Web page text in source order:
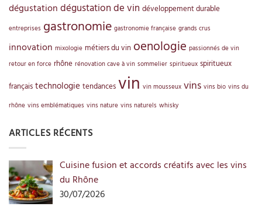
dégustation dégustation de vin développement durable
entreprises gastronomie gastronomie française grands crus
innovation mixologie métiers du vin oenologie passionnés de vin
retour en force rhône rénovation cave à vin sommelier spiritueux spiritueux
français technologie tendances vin vin mousseux vins vins bio vins du
rhône vins emblématiques vins nature vins naturels whisky
ARTICLES RÉCENTS
Cuisine fusion et accords créatifs avec les vins
du Rhône
30/07/2026